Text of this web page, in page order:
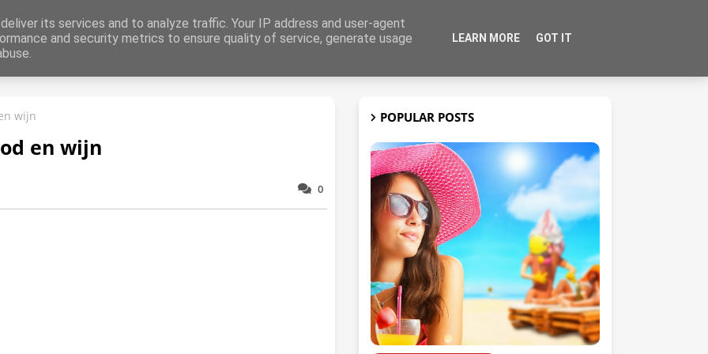
Dieren
wijn
en wijn
0
POPULAR POSTS
its services and to analyze traffic. Your IP address and user-agent
and security metrics to ensure quality of service, generate usage
LEARN MORE GOT IT